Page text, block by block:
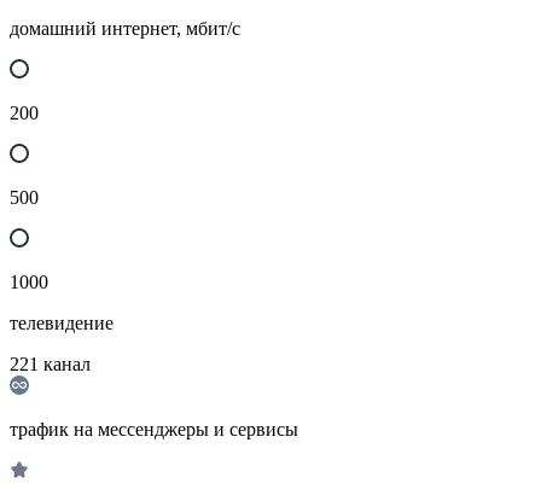
домашний интернет, мбит/с
200
500
1000
телевидение
221 канал
трафик на мессенджеры и сервисы